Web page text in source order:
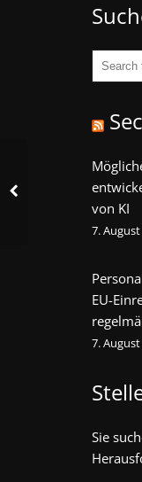
von KI
7.
EU-
7.
Sie